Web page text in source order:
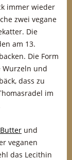
immer wieder
zwei vegane
Die
am 13.
Die Form
Wurzeln und
dass zu
im
und
veganen
das Lecithin